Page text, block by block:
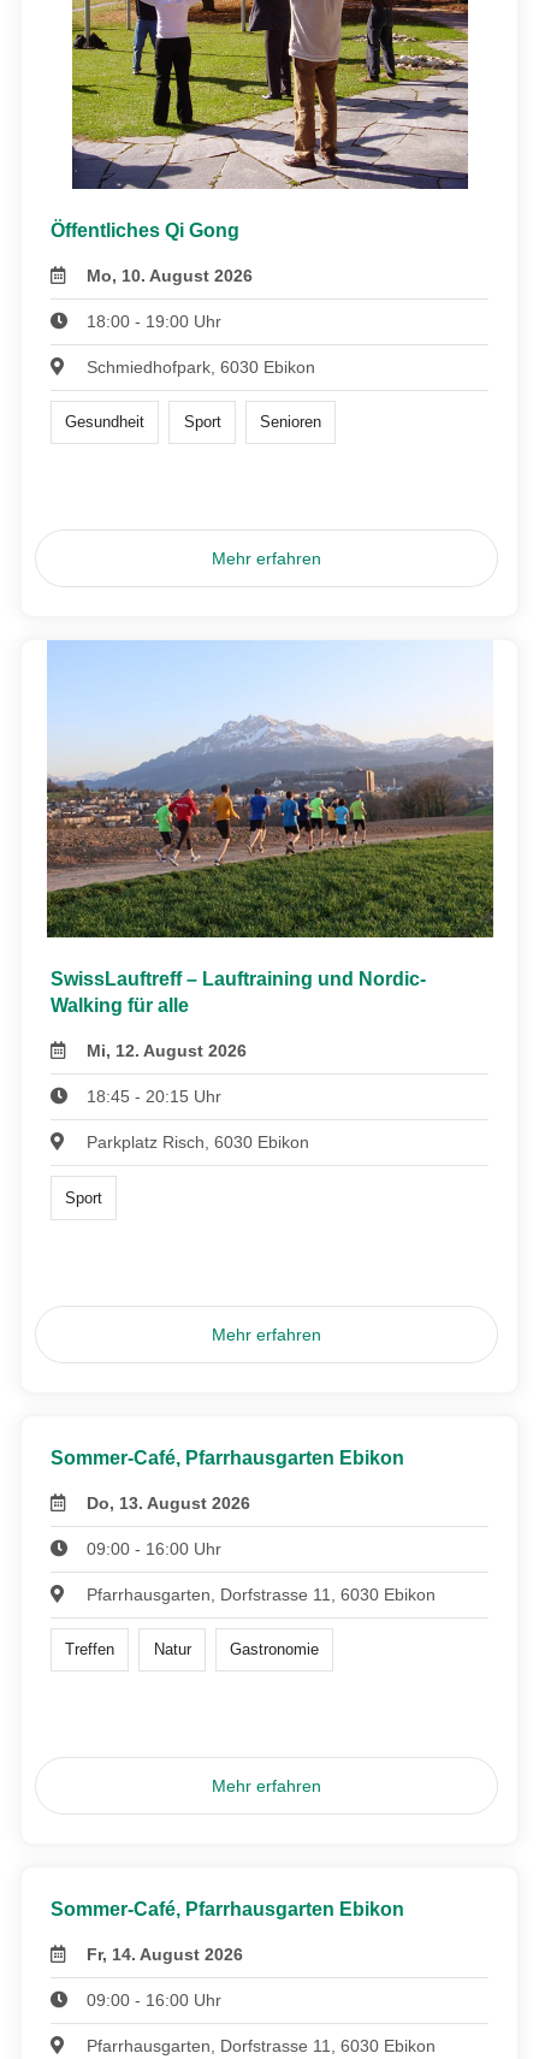
Öffentliches Qi Gong
Mo, 10. August 2026
18:00 - 19:00 Uhr
Schmiedhofpark, 6030 Ebikon
Gesundheit Sport Senioren
Mehr erfahren
SwissLauftreff – Lauftraining und Nordic-
Walking für alle
Mi, 12. August 2026
18:45 - 20:15 Uhr
Parkplatz Risch, 6030 Ebikon
Sport
Mehr erfahren
Sommer-Café, Pfarrhausgarten Ebikon
Do, 13. August 2026
09:00 - 16:00 Uhr
Pfarrhausgarten, Dorfstrasse 11, 6030 Ebikon
Treffen Natur Gastronomie
Mehr erfahren
Sommer-Café, Pfarrhausgarten Ebikon
Fr, 14. August 2026
09:00 - 16:00 Uhr
Pfarrhausgarten, Dorfstrasse 11, 6030 Ebikon